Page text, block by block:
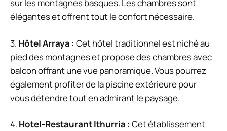
sur les montagnes basques. Les chambres sont
élégantes et offrent tout le confort nécessaire.
3. Hôtel Arraya : Cet hôtel traditionnel est niché au
pied des montagnes et propose des chambres avec
balcon offrant une vue panoramique. Vous pourrez
également profiter de la piscine extérieure pour
vous détendre tout en admirant le paysage.
4. Hotel-Restaurant Ithurria : Cet établissement